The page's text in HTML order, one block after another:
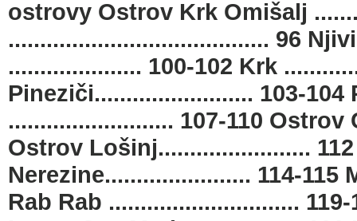
ostrovy Ostrov Krk Omišalj
......................................... 96
..................... 100-102 Krk
Pineziči......................... 103-
.......................... 107-110 Ostrov
Ostrov Lošinj........................
Nerezine....................... 114-
Rab Rab ..............................